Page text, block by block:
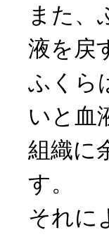
また、
液を戻
ふくら
いと血
組織に
す。
それに